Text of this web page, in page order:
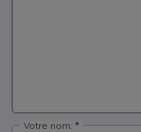
Votre nom: